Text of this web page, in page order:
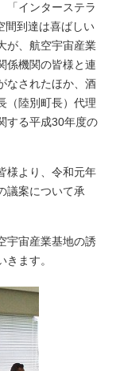
「インターステラ
間到達は喜ばしい
が、航空宇宙産業
係機関の皆様と連
なされたほか、酒
（陸別町長）代理
する平成30年度の
様より、令和元年
議案について承
宇宙産業基地の誘
ます。